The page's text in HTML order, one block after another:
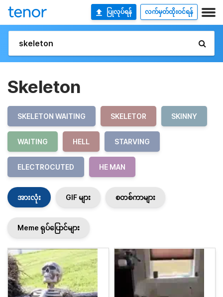
ပြုလုပ်ရန် လက်မှတ်ထိုးဝင်ရန်
Skeleton
SKELETON WAITING SKELETOR SKINNY
WAITING HELL STARVING
ELECTROCUTED HE MAN
အားလုံး GIF များ စတစ်ကာများ
Meme ရုပ်ပြောင်များ